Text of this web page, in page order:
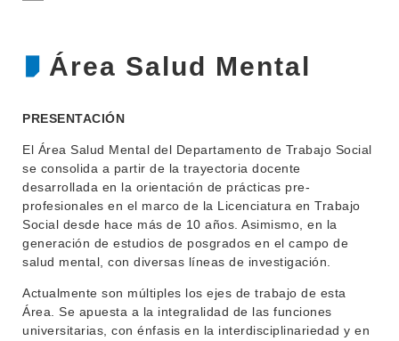
Área Salud Mental
PRESENTACIÓN
El Área Salud Mental del Departamento de Trabajo Social
se consolida a partir de la trayectoria docente
desarrollada en la orientación de prácticas pre-
profesionales en el marco de la Licenciatura en Trabajo
Social desde hace más de 10 años. Asimismo, en la
generación de estudios de posgrados en el campo de
salud mental, con diversas líneas de investigación.
Actualmente son múltiples los ejes de trabajo de esta
Área. Se apuesta a la integralidad de las funciones
universitarias, con énfasis en la interdisciplinariedad y en